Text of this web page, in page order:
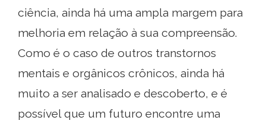
ciência, ainda há uma ampla margem para
melhoria em relação à sua compreensão.
Como é o caso de outros transtornos
mentais e orgânicos crônicos, ainda há
muito a ser analisado e descoberto, e é
possível que um futuro encontre uma